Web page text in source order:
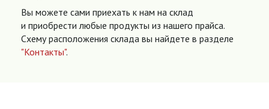
Вы можете сами приехать к нам на склад
и приобрести любые продукты из нашего прайса.
Схему расположения склада вы найдете в разделе
"Контакты".